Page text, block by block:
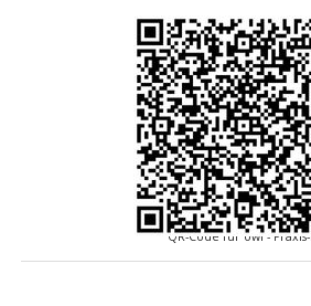
QR-Code für owi - Praxis-